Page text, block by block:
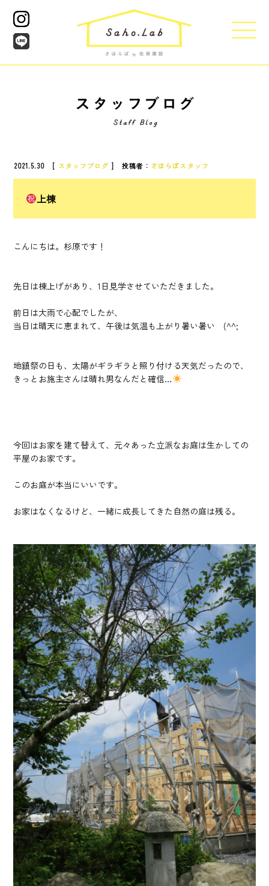
2021.5.30 [ スタッフブログ ] 投稿者： さほらぼスタッフ
上棟
こんにちは。杉原です！
先日は棟上げがあり、1日見学させていただきました。
前日は大雨で心配でしたが、
当日は晴天に恵まれて、午後は気温も上がり暑い暑い (^^;
地鎮祭の日も、太陽がギラギラと照り付ける天気だったので、
きっとお施主さんは晴れ男なんだと確信…
今回はお家を建て替えて、元々あった立派なお庭は生かしての
平屋のお家です。
このお庭が本当にいいです。
お家はなくなるけど、一緒に成長してきた自然の庭は残る。